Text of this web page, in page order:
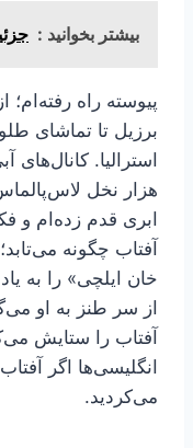
بیشتر بخوانید :
پیوسته راه رفته‌ام؛
برزیل تا تماشای
استرالیا. کانال‌های
هزار نخل
ابری قدم زده‌ام و
آفتاب چگونه
خان ایلچی» را به
از سر طنز به او
آفتاب را ستایش
انگلیسی‌ها اگر
می‌کردید.